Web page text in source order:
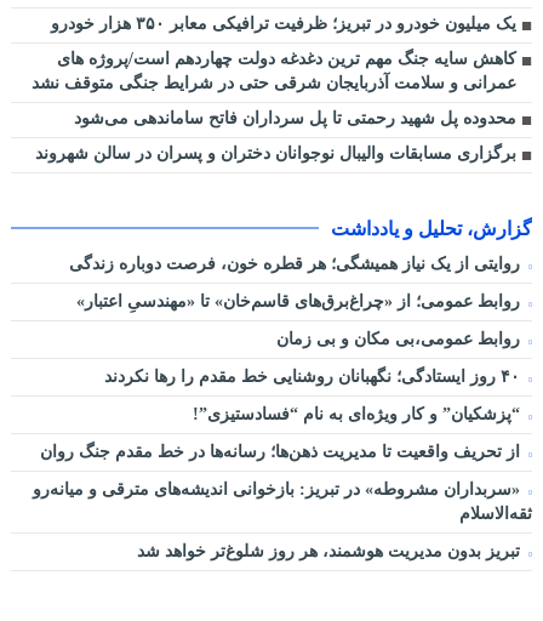
یک میلیون خودرو در تبریز؛ ظرفیت ترافیکی معابر ۳۵۰ هزار خودرو
کاهش سایه جنگ مهم ‌ترین دغدغه دولت چهاردهم است/پروژه ‌های
عمرانی و سلامت آذربایجان شرقی حتی در شرایط جنگی متوقف نشد
محدوده پل شهید رحمتی تا پل سرداران فاتح ساماندهی می‌شود
برگزاری مسابقات والیبال نوجوانان دختران و پسران در سالن شهروند
گزارش، تحلیل و یادداشت
روایتی از یک نیاز همیشگی؛ هر قطره خون، فرصت دوباره زندگی
روابط عمومی؛ از «چراغ‌برق‌های قاسم‌خان» تا «مهندسیِ اعتبار»
روابط عمومی،بی مکان و بی زمان
“پزشکیان” و کار ویژه‌ای به نام “فسادستیزی”!
از تحریف واقعیت تا مدیریت ذهن‌ها؛ رسانه‌ها در خط مقدم جنگ روان
«سربداران مشروطه» در تبریز: بازخوانی اندیشه‌های مترقی و میانه‌رو
ثقه‌الاسلام
تبریز بدون مدیریت هوشمند، هر روز شلوغ‌تر خواهد شد